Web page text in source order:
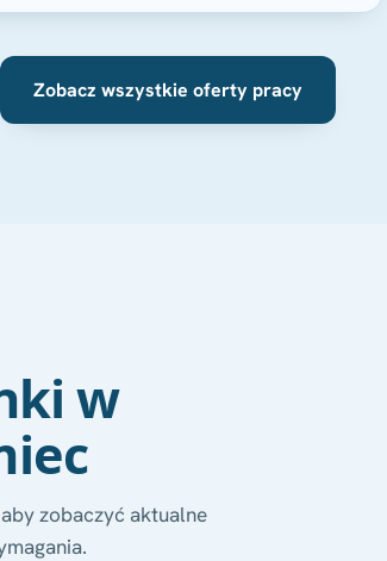
Zobacz wszystkie oferty pracy
w
zobaczyć aktualne